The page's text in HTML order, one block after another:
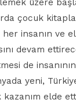
üzere
çocuk
insanın ve
devam
de
yeni,
elde